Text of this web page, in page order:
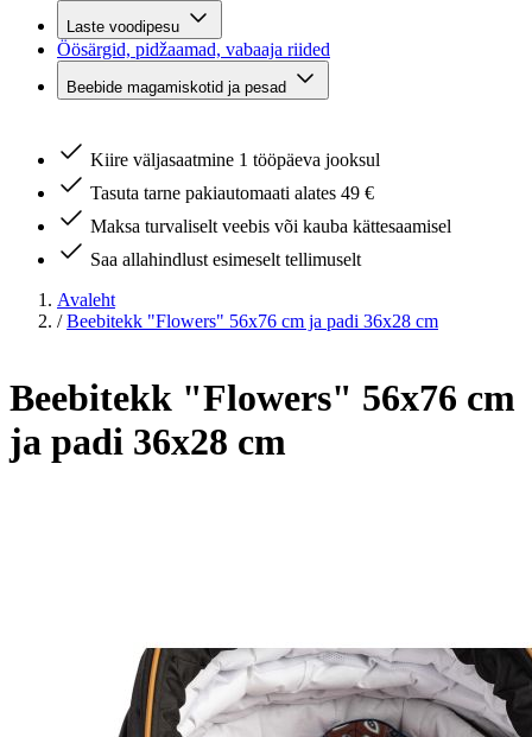
Laste voodipesu
Öösärgid, pidžaamad, vabaaja riided
Beebide magamiskotid ja pesad
Kiire väljasaatmine 1 tööpäeva jooksul
Tasuta tarne pakiautomaati alates 49 €
Maksa turvaliselt veebis või kauba kättesaamisel
Saa allahindlust esimeselt tellimuselt
Avaleht
/ Beebitekk "Flowers" 56x76 cm ja padi 36x28 cm
Beebitekk "Flowers" 56x76 cm
ja padi 36x28 cm